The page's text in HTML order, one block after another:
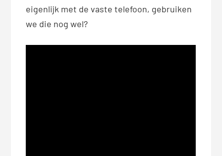
eigenlijk met de vaste telefoon, gebruiken
we die nog wel?